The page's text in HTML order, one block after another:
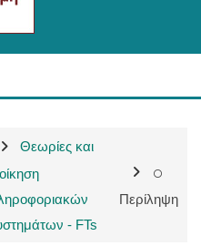
Θεωρίες και
- FTs
Περίληψη